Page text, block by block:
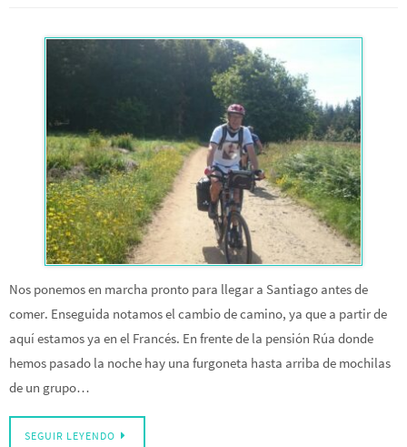
Nos ponemos en marcha pronto para llegar a Santiago antes de
comer. Enseguida notamos el cambio de camino, ya que a partir de
aquí estamos ya en el Francés. En frente de la pensión Rúa donde
hemos pasado la noche hay una furgoneta hasta arriba de mochilas
de un grupo…
SEGUIR LEYENDO